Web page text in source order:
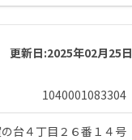
更新日:2025年02月25日
1040001083304
台４丁目２６番１４号